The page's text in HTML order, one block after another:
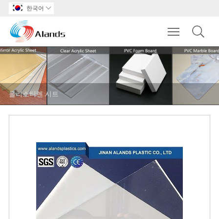
한국어 
Toggle
폴리스티렌 시트